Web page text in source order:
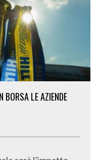
BORSA LE AZIENDE